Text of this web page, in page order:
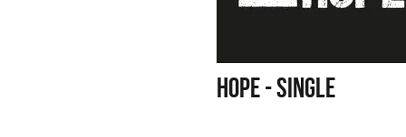
HOPE - SINGLE